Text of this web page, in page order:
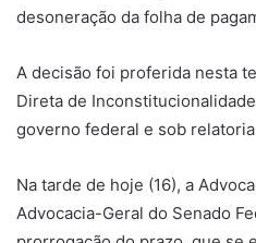
desoneração da folha de
A decisão foi proferida nesta
Direta de Inconstitucionalidade
governo federal e sob
Na tarde de hoje (16), a
Advocacia-Geral do Senado